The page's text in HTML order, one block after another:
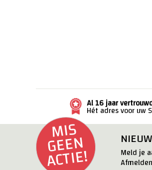
Al 16 jaar
Hét adres voor uw
MI
S
G
E
E
N
ACTI
E! Meld je